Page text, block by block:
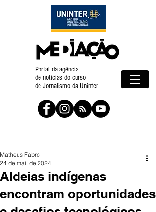
Portal da agência
de notícias do curso
de Jornalismo da Uninter
Aldeias indígenas
encontram oportunidades
Matheus Fabro
24 de mai. de 2024